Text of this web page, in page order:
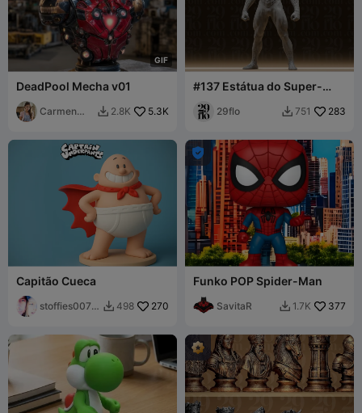
GIF
DeadPool Mecha v01
Carmen
 2.8K 5.3K
#137 Estátua do Super-
Musculoso
29flo  751 283
Capitão Cueca
stoffies0071
 498 270

Funko POP Spider-Man
SavitaR  1.7K 377